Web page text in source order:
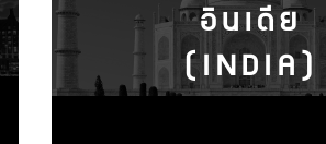
อินเดีย
(INDIA)